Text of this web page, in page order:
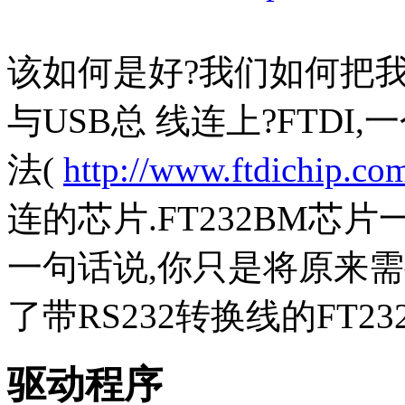
该如何是好?我们如何把
与USB总 线连上?FTDI,
法( http://
连的芯片.FT232BM芯片
一句话说,你只是将原来
了带RS232转换线的
驱动程序